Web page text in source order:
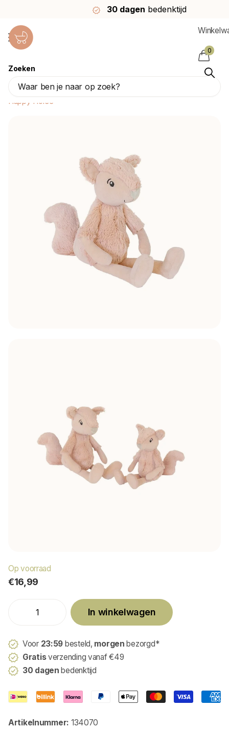
30 dagenbedenktijd
Zoeken
0
Happy Horse Knuffel Eekhoorn Sancho
28cm
Happy Horse
Op voorraad
€16,99
In winkelwagen
Voor 23:59 besteld, morgen bezorgd*
Gratisverzending vanaf €49
30 dagen bedenktijd
Artikelnummer: 134070